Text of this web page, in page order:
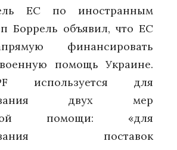
ЕС по иностранным
Боррель объявил, что ЕС
финансировать
помощь Украине.
используется для
двух мер
помощи: «для
поставок